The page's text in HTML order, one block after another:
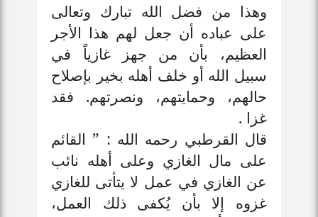
وهذا من فضل الله تبارك وتعالى
على عباده أن جعل لهم هذا الأجر
العظيم، بأن من جهز غازياً في
سبيل الله أو خلف أهله بخير بإصلاح
حالهم، وحمايتهم، ونصرتهم. فقد
غزا .
قال القرطبي رحمه الله : ” القائم
على مال الغازي وعلى أهله نائب
عن الغازي في عمل لا يتأتى للغازي
غزوه إلا بأن يُكفى ذلك العمل،